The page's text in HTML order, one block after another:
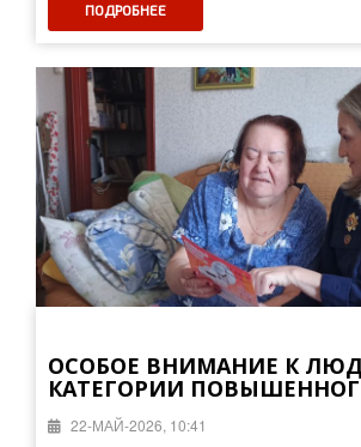
ПОДРОБНЕЕ
ОСОБОЕ ВНИМАНИЕ К
КАТЕГОРИИ
22-МАЙ-2026, 10:41